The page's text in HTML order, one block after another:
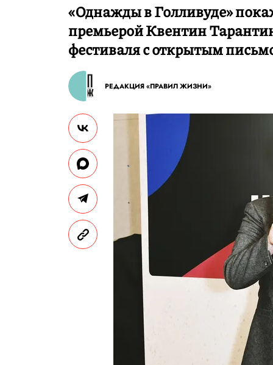
«Однажды в Голливуде»
премьерой Квентин
фестиваля с открытым
РЕДАКЦИЯ «ПРАВИЛ ЖИЗНИ»